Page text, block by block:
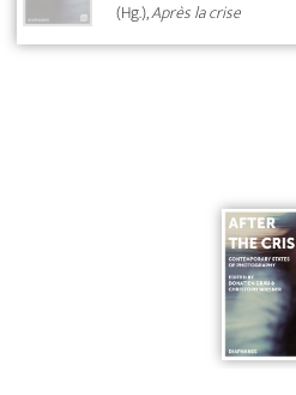
(Hg.),Après la crise